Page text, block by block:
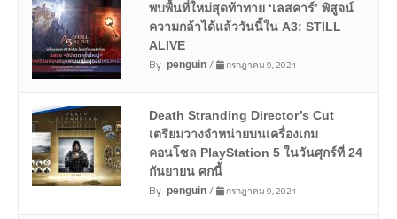
พบพื้นที่ใหม่สุดท้าทาย ‘เลสคาร์’ พิสูจน์
ความกล้าได้แล้ววันนี้ใน A3: STILL
ALIVE
By penguin/ กรกฎาคม 9, 2021
Death Stranding Director’s Cut
เตรียมวางจำหน่ายบนเครื่องเกม
คอนโซล PlayStation 5 ในวันศุกร์ที่ 24
กันยายน ศกนี้
By penguin/ กรกฎาคม 9, 2021